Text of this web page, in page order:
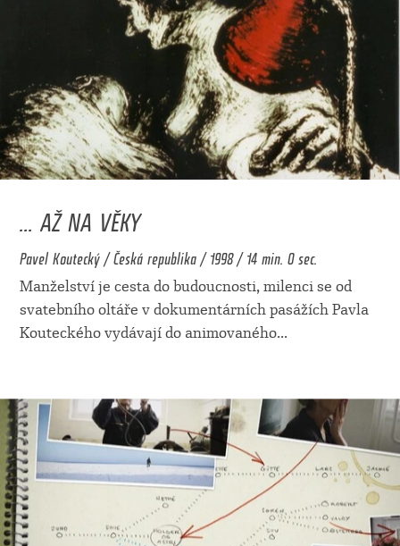
... AŽ NA VĚKY
Pavel Koutecký / Česká republika / 1998 / 14 min. 0 sec.
Manželství je cesta do budoucnosti, milenci se od
svatebního oltáře v dokumentárních pasážích Pavla
Kouteckého vydávají do animovaného...